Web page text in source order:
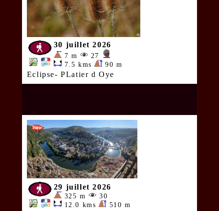
30 juillet 2026
7 m
27
7.5 kms
90 m
Eclipse- PLatier d Oye
29 juillet 2026
325 m
30
12.0 kms
510 m